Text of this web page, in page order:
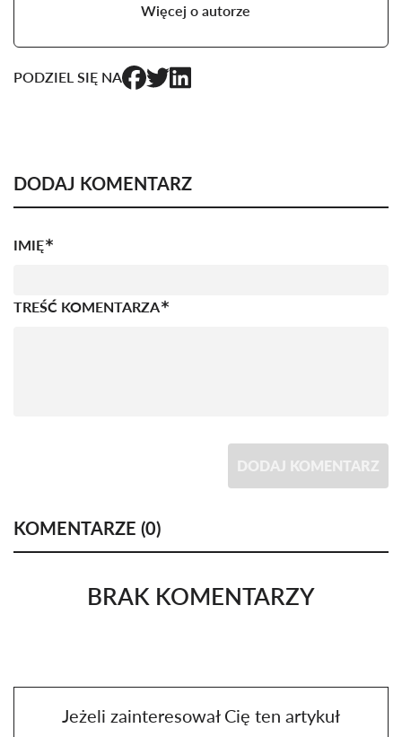
Więcej o autorze
PODZIEL SIĘ NA
DODAJ KOMENTARZ
IMIĘ
TREŚĆ KOMENTARZA
DODAJ KOMENTARZ
KOMENTARZE (0)
BRAK KOMENTARZY
Jeżeli zainteresował Cię ten artykuł